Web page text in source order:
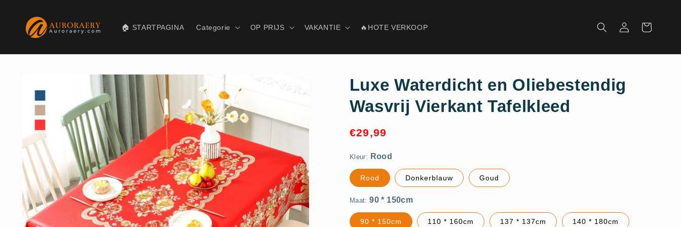
content
🏠 STARTPAGINA Categorie OP PRIJS VAKANTIE 🔥HOTE VERKOOP InloggenWinkelwagen
productinformatie
Luxe Waterdicht en Oliebestendig
Wasvrij Vierkant Tafelkleed
Normale
€29,99
Kleur:
Rood
Rood Donkerblauw Goud
Maat:
90 * 150cm 110 * 160cm 137 * 137cm 140 * 180cm